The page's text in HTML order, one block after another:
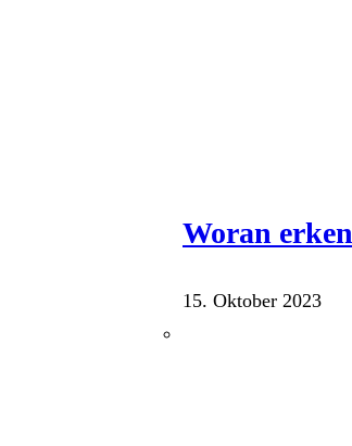
Woran
15. Oktober 2023